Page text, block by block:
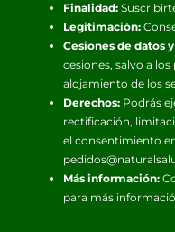
Finalidad:
Legitimación:
Cesiones de datos
cesiones, salvo a
alojamiento de los
Derechos:Podrás
rectificación,
el consentimiento
Más información:
para más